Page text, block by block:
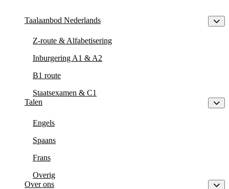
Taalaanbod Nederlands
Z-route & Alfabetisering
Inburgering A1 & A2
B1 route
Staatsexamen & C1
Talen
Engels
Spaans
Frans
Overig
Over ons